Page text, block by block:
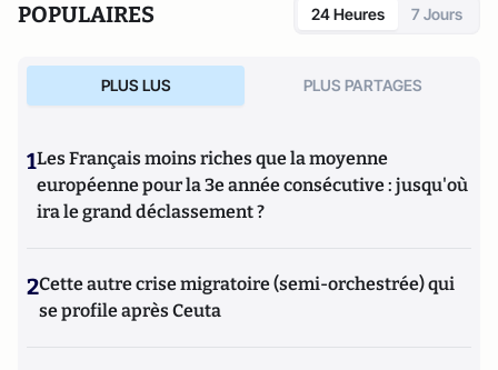
POPULAIRES 24 Heures 7 Jours
PLUS LUS PLUS PARTAGES
1Les Français moins riches que la moyenne
européenne pour la 3e année consécutive : jusqu'où
ira le grand déclassement ?
2Cette autre crise migratoire (semi-orchestrée) qui
se profile après Ceuta